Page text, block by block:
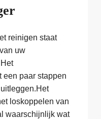
reinigen staat
uw
een paar stappen
loskoppelen van
waarschijnlijk wat